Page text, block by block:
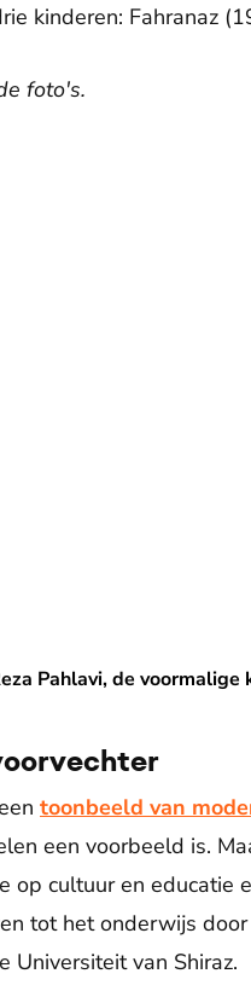
kinderen: Fahranaz
foto's.
Pahlavi, de voormalige
voormalige kroonprins van
toonbeeld van
een voorbeeld is.
op cultuur en educatie
tot het onderwijs
Universiteit van Shiraz.